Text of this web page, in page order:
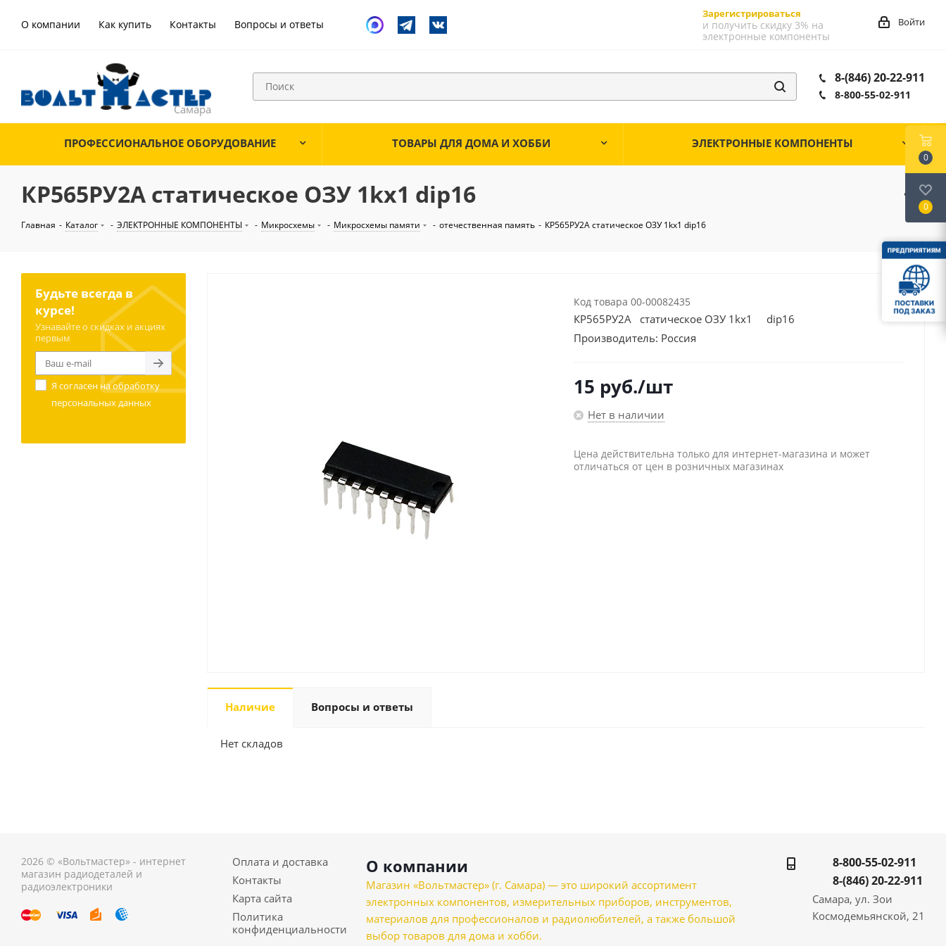
О компании Как купить Контакты Вопросы и ответы
Зарегистрироваться
и получить скидку 3% на
электронные компоненты
Войти
8-(846) 20-22-911
8-800-55-02-911
ПРОФЕССИОНАЛЬНОЕ ОБОРУДОВАНИЕ ТОВАРЫ ДЛЯ ДОМА И ХОББИ ЭЛЕКТРОННЫЕ КОМПОНЕНТЫ
КР565РУ2А статическое ОЗУ 1kх1 dip16
Главная - Каталог - ЭЛЕКТРОННЫЕ КОМПОНЕНТЫ - Микросхемы - Микросхемы памяти - отечественная память - КР565РУ2А статическое ОЗУ 1kх1 dip16
Код товара 00-00082435
КР565РУ2А статическое ОЗУ 1kх1 dip16
Производитель: Россия
15 руб./шт
Нет в наличии
Цена действительна только для интернет-магазина и может
отличаться от цен в розничных магазинах
Наличие Вопросы и ответы
Нет складов
Будьте всегда в
курсе!
Узнавайте о скидках и акциях
первым
Я согласен наобработку
персональных данных
2026 © «Вольтмастер» - интернет
магазин радиодеталей и
радиоэлектроники
Оплата и доставка
Контакты
Карта сайта
Политика
конфиденциальности
О компании
Магазин «Вольтмастер» (г. Самара) — это широкий ассортимент
электронных компонентов, измерительных приборов, инструментов,
материалов для профессионалов и радиолюбителей, а также большой
выбор товаров для дома и хобби.
8-800-55-02-911
8-(846) 20-22-911
Самара, ул. Зои
Космодемьянской, 21
0
0